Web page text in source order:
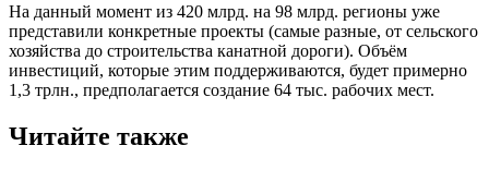
На данный момент из 420 млрд. на 98 млрд. регионы уже
представили конкретные проекты (самые разные, от сельского
хозяйства до строительства канатной дороги). Объём
инвестиций, которые этим поддерживаются, будет примерно
1,3 трлн., предполагается создание 64 тыс. рабочих мест.
Читайте также